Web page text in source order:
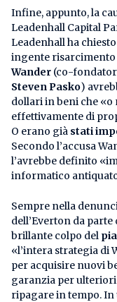
Infine, appunto, la
Leadenhall Capital
Leadenhall ha
ingente risarcimento
Wander (co-
Steven Pasko)
dollari in beni che «o
effettivamente di
O erano già stati
Secondo l’accusa
l’avrebbe definito
informatico
Sempre nella
dell’Everton da
brillante colpo del
«l’intera strategia di
per acquisire nuovi
garanzia per
ripagare in tempo.